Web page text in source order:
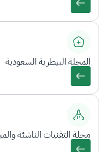
المجلة البيطرية السعودية
مجلة التقنيات الناشئة